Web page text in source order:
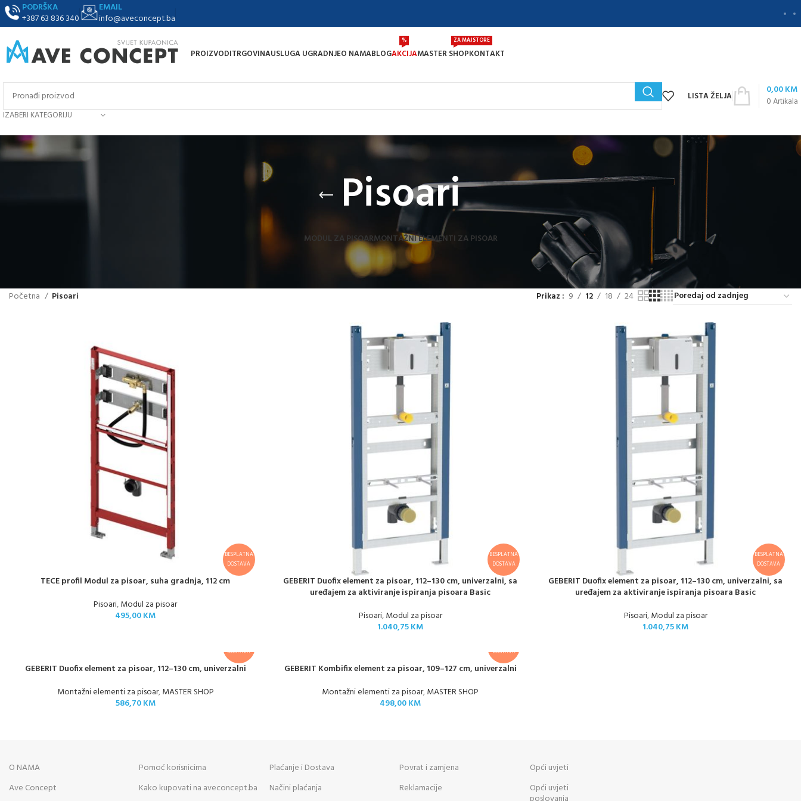
PODRŠKA
+387 63 836 340
EMAIL
info@aveconcept.ba
PROIZVODITRGOVINAUSLUGA UGRADNJEO NAMABLOGAKCIJA
%
MASTER SHOP
ZA MAJSTORE
KONTAKT
IZABERI KATEGORIJU
LISTA ŽELJA 0Artikala
0,00KM
Pisoari
MODUL ZA PISOARMONTAŽNI ELEMENTI ZA PISOAR
Početna Pisoari Prikaz 9 12 18 24
BESPLATNA
DOSTAVA
TECE profil Modul za pisoar, suha gradnja, 112 cm
Pisoari,Modul za pisoar
495,00KM
BESPLATNA
DOSTAVA
GEBERIT Duofix element za pisoar, 112–130 cm, univerzalni, sa
uređajem za aktiviranje ispiranja pisoara Basic
Pisoari,Modul za pisoar
1.040,75KM
BESPLATNA
DOSTAVA
GEBERIT Duofix element za pisoar, 112–130 cm, univerzalni, sa
uređajem za aktiviranje ispiranja pisoara Basic
Pisoari,Modul za pisoar
1.040,75KM
DOSTAVA
GEBERIT Duofix element za pisoar, 112–130 cm, univerzalni
Montažni elementi za pisoar,MASTER SHOP
586,70KM
DOSTAVA
GEBERIT Kombifix element za pisoar, 109–127 cm, univerzalni
Montažni elementi za pisoar,MASTER SHOP
498,00KM
O NAMA
Ave Concept
Pomoć korisnicima
Kako kupovati na aveconcept.ba
Plaćanje i Dostava
Načini plaćanja
Povrat i zamjena
Reklamacije
Opći uvjeti
Opći uvjeti